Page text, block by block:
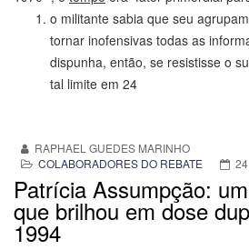
o militante sabia que seu
tornar inofensivas todas as
dispunha, então, se resistisse o
tal limite em 24
RAPHAEL GUEDES MARINHO
COLABORADORES DO REBATE
Patrícia Assumpção:
que brilhou em dose
1994